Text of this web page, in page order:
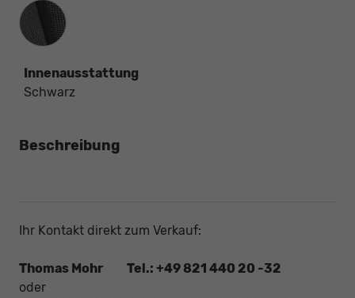
Innenausstattung
Innenausstattung
Schwarz
Beschreibung
Ihr Kontakt direkt zum Verkauf:
Thomas Mohr Tel.: +49 821 440 20 -32
oder